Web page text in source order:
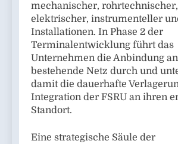
mechanischer, rohrtechnischer,
elektrischer, instrumenteller
Installationen. In Phase 2 der
Terminalentwicklung führt das
Unternehmen die Anbindung
bestehende Netz durch und
damit die dauerhafte
Integration der FSRU an ihren
Standort.
Eine strategische Säule der